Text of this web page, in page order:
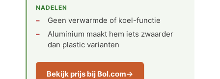
NADELEN
Geen verwarmde of koel-functie
Aluminium maakt hem iets zwaarder
dan plastic varianten
Bekijk prijs bij Bol.com